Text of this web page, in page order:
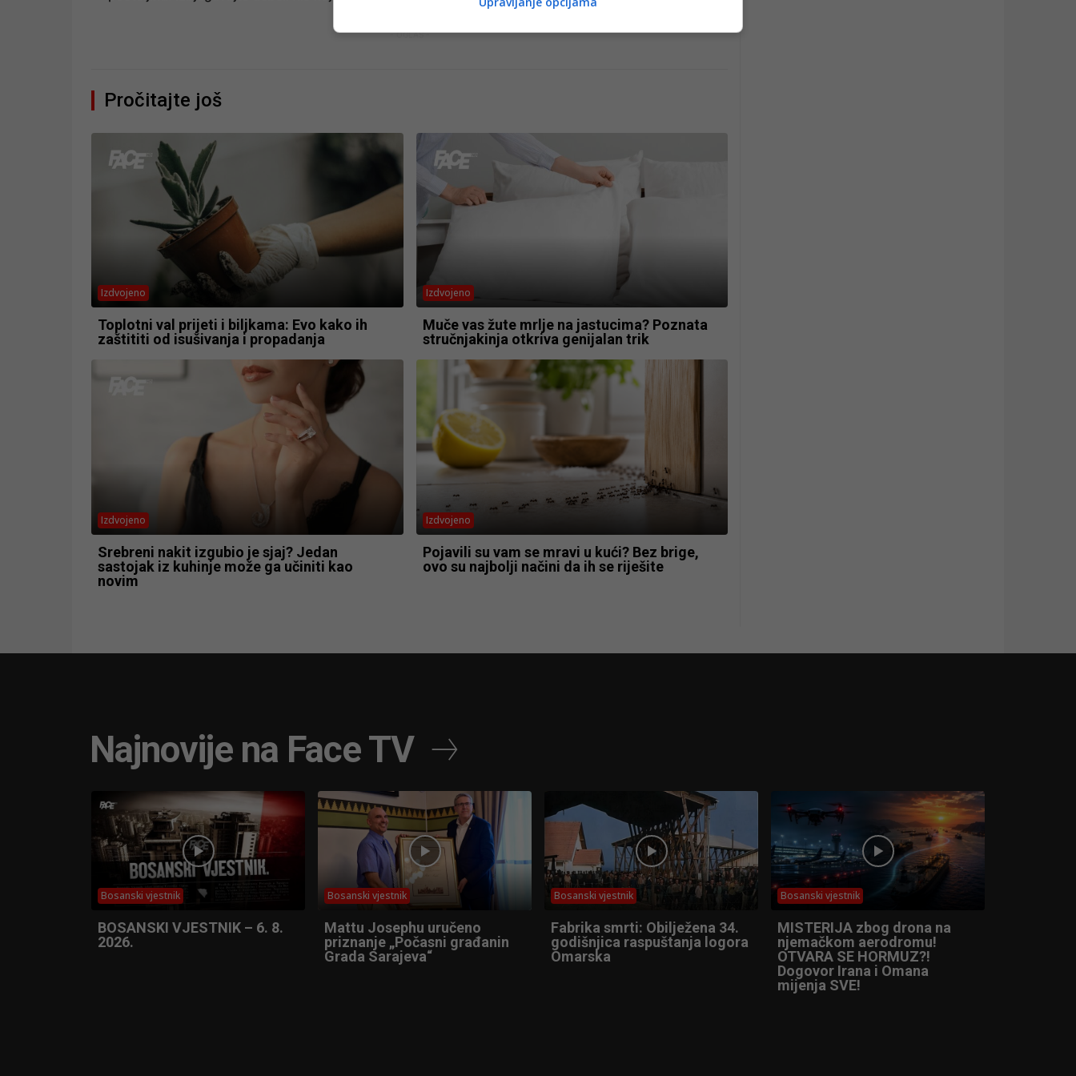
- OGLAS -
Pročitajte još
Izdvojeno
Toplotni val prijeti i biljkama: Evo kako ih
zaštititi od isušivanja i propadanja
Izdvojeno
Muče vas žute mrlje na jastucima? Poznata
stručnjakinja otkriva genijalan trik
Izdvojeno
Srebreni nakit izgubio je sjaj? Jedan
sastojak iz kuhinje može ga učiniti kao
novim
Izdvojeno
Pojavili su vam se mravi u kući? Bez brige,
ovo su najbolji načini da ih se riješite
Najnovije na Face TV
Bosanski vjestnik
BOSANSKI VJESTNIK – 6. 8.
2026.
Bosanski vjestnik
Mattu Josephu uručeno
priznanje „Počasni građanin
Grada Sarajeva“
Bosanski vjestnik
Fabrika smrti: Obilježena 34.
godišnjica raspuštanja logora
Omarska
Bosanski vjestnik
MISTERIJA zbog drona na
njemačkom aerodromu!
OTVARA SE HORMUZ?!
Dogovor Irana i Omana
mijenja SVE!